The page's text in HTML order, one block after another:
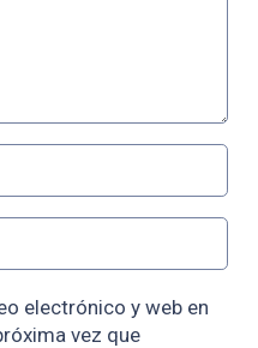
electrónico y web en
vez que